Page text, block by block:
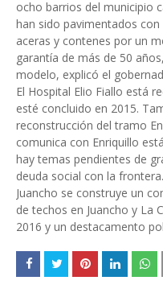
ocho barrios del municipio
han sido pavimentados
aceras y contenes por un
garantía de más de 50
modelo, explicó el
El Hospital Elio Fiallo está
esté concluido en 2015.
reconstrucción del tramo
comunica con Enriquillo
hay temas pendientes de
deuda social con la
Juancho se construye un
de techos en Juancho y La
2016 y un destacamento